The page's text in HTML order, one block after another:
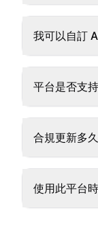
我可以自訂
平台是否支
合規更新多
使用此平台